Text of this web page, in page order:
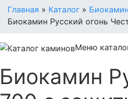
Главная » Каталог »
Биокамин Русский огонь
Меню
Биокамин